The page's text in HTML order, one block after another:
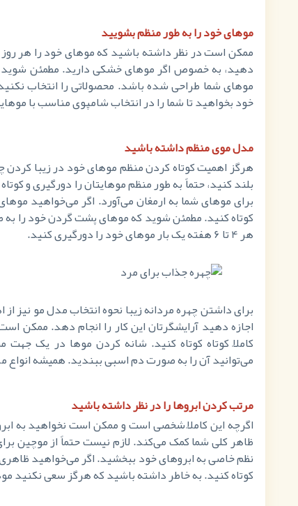
موهای خود را به طور منظم بشویید
ممکن است در نظر داشته باشید که موهای خود را هر روز
دهید، به خصوص اگر موهای خشکی دارید. مطمئن شوید
موهای شما طراحی شده باشد. محصولاتی را انتخاب
خود بخواهید تا شما را در انتخاب شامپوی مناسب با
مدل موی منظم داشته باشید
هرگز اهمیت کوتاه کردن منظم موهای خود در زیبا کردن
بلند کنید، حتماً به طور منظم موهایتان را دورگیری و
کوتاه کنید. مطمئن شوید که موهای پشت گردن خود را به
هر 4 تا 6 هفته یک بار موهای خود را دورگیری کنید.
برای داشتن چهره مردانه زیبا نحوه انتخاب مدل مو نیز
اجازه دهید آرایشگرتان این کار را انجام دهد. ممکن
کاملاً کوتاه کوتاه کنید. شانه کردن موها در یک
می‌توانید آن را به صورت دم اسبی ببندید. همیشه انواع
مرتب کردن ابروها را در نظر داشته باشید
اگرچه این کاملاً شخصی است و ممکن است نخواهید به
ظاهر کلی شما کمک می‌کند. لازم نیست حتماً از موچین
نظم خاصی به ابروهای خود ببخشید. اگر می‌خواهید
کوتاه کنید. به خاطر داشته باشید که هرگز سعی نکنید